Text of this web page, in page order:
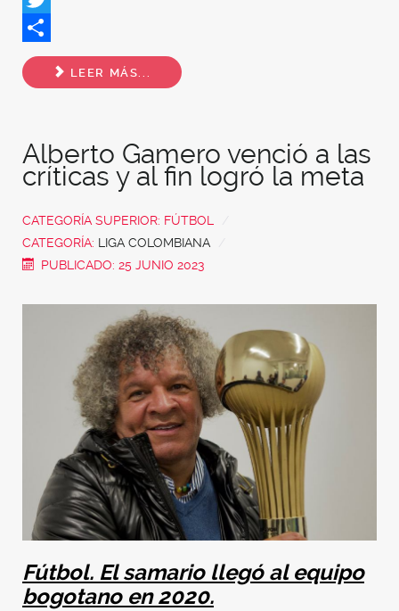
Twitter
Share
LEER MÁS...
Alberto Gamero venció a las
críticas y al fin logró la meta
CATEGORÍA SUPERIOR: FÚTBOL
CATEGORÍA: LIGA COLOMBIANA
PUBLICADO: 25 JUNIO 2023
Fútbol. El samario llegó al equipo
bogotano en 2020.